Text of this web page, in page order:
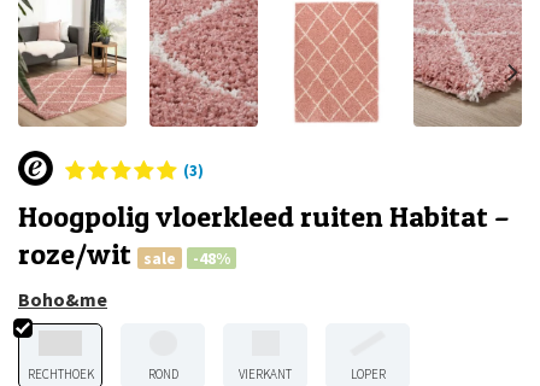
(3)
Hoogpolig vloerkleed ruiten Habitat –
roze/wit
sale -48%
Boho&me
RECHTHOEK ROND VIERKANT LOPER